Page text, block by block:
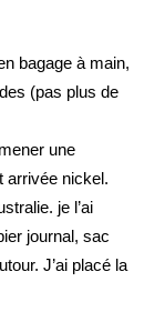
bagage à main,
(pas plus de
une
arrivée nickel.
je l’ai
journal, sac
J’ai placé la